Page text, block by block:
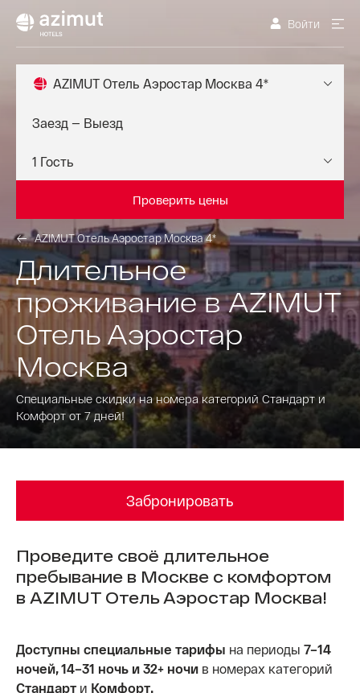
Войти
AZIMUT Отель Аэростар Москва 4*
Проверить цены
AZIMUT Отель Аэростар Москва 4*
Длительное
проживание в AZIMUT
Отель Аэростар
Москва
Специальные скидки на номера категорий Стандарт и
Комфорт от 7 дней!
Забронировать
Проведите своё длительное
пребывание в Москве с комфортом
в AZIMUT Отель Аэростар Москва!
Доступны специальные тарифы на периоды 7–14
ночей, 14–31 ночь и 32+ ночи в номерах категорий
Стандарт и Комфорт.